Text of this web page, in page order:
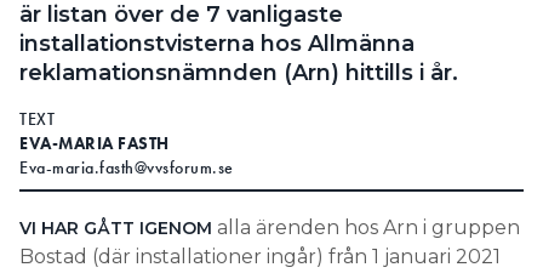
Om tidningen
Kontakt
Personuppgifter
Search for:
SEARCH
är listan över de 7 vanligaste
installationstvisterna hos Allmänna
reklamationsnämnden (Arn) hittills i år.
TEXT
EVA-MARIA FASTH
Eva-maria.fasth@vvsforum.se
VI HAR GÅTT IGENOM alla ärenden hos Arn i gruppen
Bostad (där installationer ingår) från 1 januari 2021